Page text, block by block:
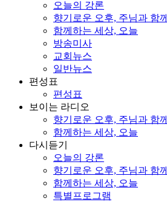
오늘의 강론
향기로운 오후, 주님과 함께
함께하는 세상, 오늘
방송미사
교회뉴스
일반뉴스
편성표
편성표
보이는 라디오
향기로운 오후, 주님과 함께
함께하는 세상, 오늘
다시듣기
오늘의 강론
향기로운 오후, 주님과 함께
함께하는 세상, 오늘
특별프로그램